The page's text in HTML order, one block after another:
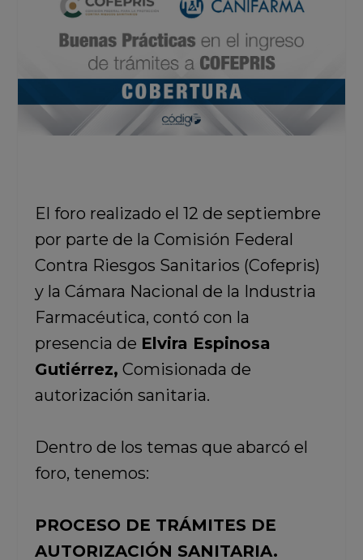
El foro realizado el 12 de septiembre
por parte de la Comisión Federal
Contra Riesgos Sanitarios (Cofepris)
y la Cámara Nacional de la Industria
Farmacéutica, contó con la
presencia de Elvira Espinosa
Gutiérrez, Comisionada de
autorización sanitaria.
Dentro de los temas que abarcó el
foro, tenemos:
PROCESO DE TRÁMITES DE
AUTORIZACIÓN SANITARIA.